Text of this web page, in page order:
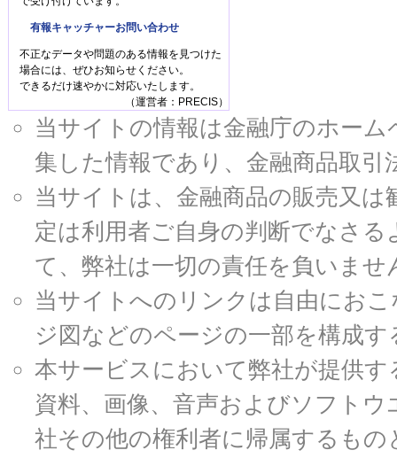
有報キャッチャーお問い合わせ
不正なデータや問題のある情報を見つけた
場合には、ぜひお知らせください。
できるだけ速やかに対応いたします。
（運営者：PRECIS）
当サイトの情報は金融庁のホー
集した情報であり、金融商品取
当サイトは、金融商品の販売又
定は利用者ご自身の判断でなさ
て、弊社は一切の責任を負いませ
当サイトへのリンクは自由にお
ジ図などのページの一部を構成
本サービスにおいて弊社が提供
資料、画像、音声およびソフト
社その他の権利者に帰属するも